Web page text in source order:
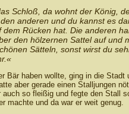
Schloß, da wohnt der König,
anderen und du kannst es
Rücken hat. Die anderen
den hölzernen Sattel auf und
Sätteln, sonst wirst du
Bär haben wollte, ging in die Stadt
aber gerade einen Stalljungen
so fleißig und fegte den Stall
machte und da war er weit genug.